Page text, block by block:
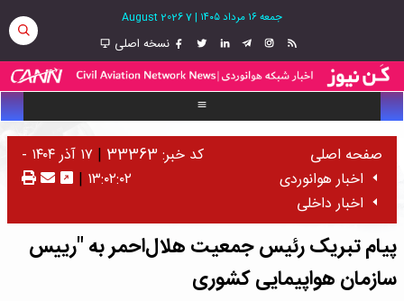
جمعه ۱۶ مرداد ۱۴۰۵ |
7 August 2026
نسخه اصلی
صفحه اصلی
اخبار هوانوردی
اخبار داخلی
کد خبر: 33363 |
۱۷ آذر ۱۴۰۴ -
۱۳:۰۲:۰۲ |
پیام تبریک رئیس جمعیت هلال‌احمر به "رییس
سازمان هواپیمایی کشوری